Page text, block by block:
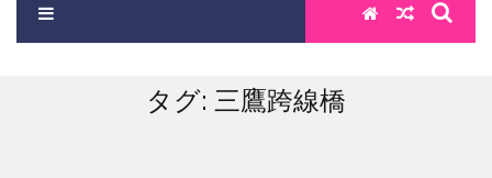
タグ: 三鷹跨線橋